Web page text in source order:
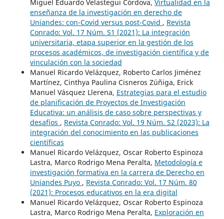
Miguel Eduardo Velastegui Córdova, Virtualidad en la
enseñanza de la investigación en derecho de
Uniandes: con-Covid versus post-Covid , Revista
Conrado: Vol. 17 Núm. S1 (2021): La integración
universitaria, etapa superior en la gestión de los
procesos académicos, de investigación científica y de
vinculación con la sociedad
Manuel Ricardo Velázquez, Roberto Carlos Jiménez
Martínez, Cinthya Paulina Cisneros Zúñiga, Erick
Manuel Vásquez Llerena, Estrategias para el estudio
de planificación de Proyectos de Investigación
Educativa: un análisis de caso sobre perspectivas y
desafíos , Revista Conrado: Vol. 19 Núm. S2 (2023): La
integración del conocimiento en las publicaciones
científicas
Manuel Ricardo Velázquez, Oscar Roberto Espinoza
Lastra, Marco Rodrigo Mena Peralta, Metodología e
investigación formativa en la carrera de Derecho en
Uniandes Puyo , Revista Conrado: Vol. 17 Núm. 80
(2021): Procesos educativos en la era digital
Manuel Ricardo Velázquez, Oscar Roberto Espinoza
Lastra, Marco Rodrigo Mena Peralta, Exploración en